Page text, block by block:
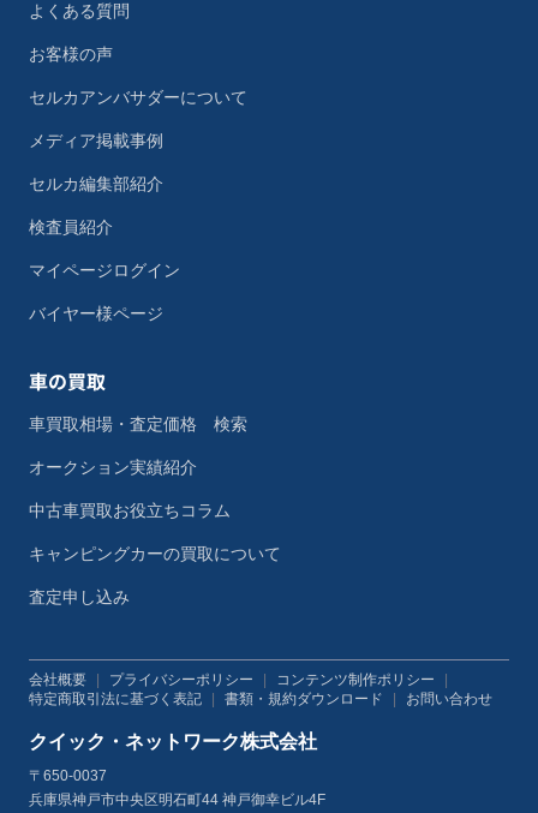
よくある質問
お客様の声
セルカアンバサダーについて
メディア掲載事例
セルカ編集部紹介
検査員紹介
マイページログイン
バイヤー様ページ
車の買取
車買取相場・査定価格 検索
オークション実績紹介
中古車買取お役立ちコラム
キャンピングカーの買取について
査定申し込み
会社概要 プライバシーポリシー コンテンツ制作ポリシー
特定商取引法に基づく表記
書類・規約ダウンロード お問い合わせ
クイック・ネットワーク株式会社
〒650-0037
兵庫県神戸市中央区明石町44 神戸御幸ビル4F